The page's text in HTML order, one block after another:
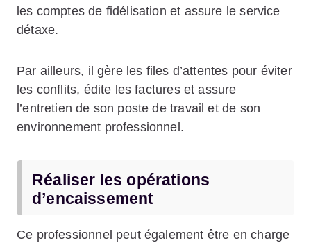
les comptes de fidélisation et assure le service
détaxe.
Par ailleurs, il gère les files d’attentes pour éviter
les conflits, édite les factures et assure
l’entretien de son poste de travail et de son
environnement professionnel.
Réaliser les opérations
d’encaissement
Ce professionnel peut également être en charge